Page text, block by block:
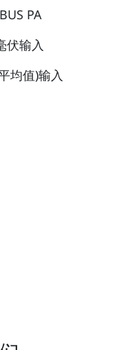
PA
伏输入
均值)输入